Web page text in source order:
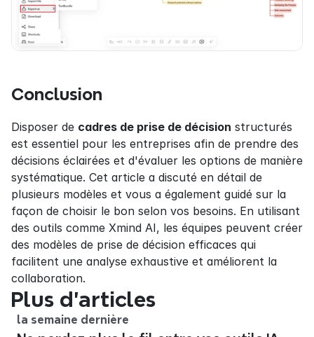
Conclusion
Disposer de cadres de prise de décision structurés
est essentiel pour les entreprises afin de prendre des
décisions éclairées et d'évaluer les options de manière
systématique. Cet article a discuté en détail de
plusieurs modèles et vous a également guidé sur la
façon de choisir le bon selon vos besoins. En utilisant
des outils comme Xmind AI, les équipes peuvent créer
des modèles de prise de décision efficaces qui
facilitent une analyse exhaustive et améliorent la
collaboration.
Plus d’articles
la semaine dernière